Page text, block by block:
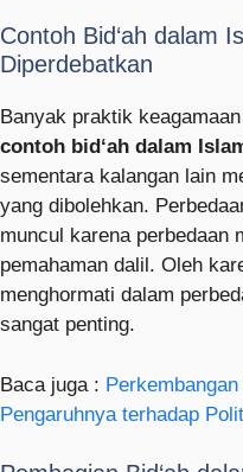
Contoh Bid‘ah dalam
Diperdebatkan
Banyak praktik
contoh bid‘ah dalam
sementara kalangan lain
yang dibolehkan.
muncul karena perbedaan
pemahaman dalil. Oleh
menghormati dalam
sangat penting.
Baca juga :
Pengaruhnya terhadap